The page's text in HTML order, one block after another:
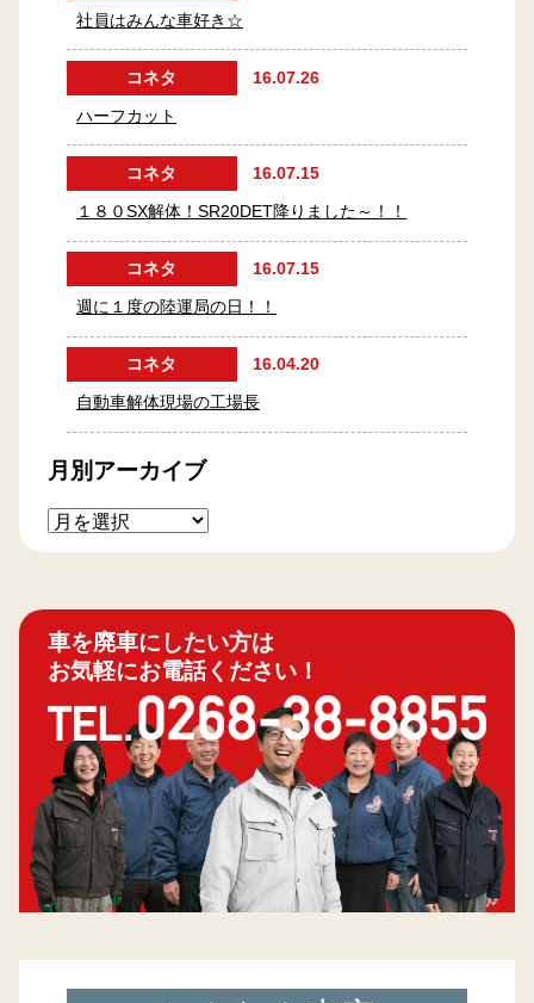
社員はみんな車好き☆
コネタ 16.07.26
ハーフカット
コネタ 16.07.15
１８０SX解体！SR20DET降りました～！！
コネタ 16.07.15
週に１度の陸運局の日！！
コネタ 16.04.20
自動車解体現場の工場長
月別アーカイブ
車を廃車にしたい方は
お気軽にお電話ください！